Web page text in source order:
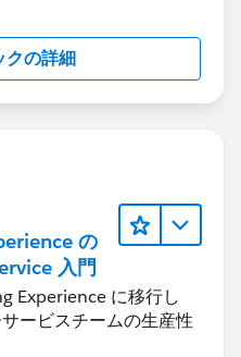
クの詳細
の
入門
Experience に移行し
ービスチームの生産性